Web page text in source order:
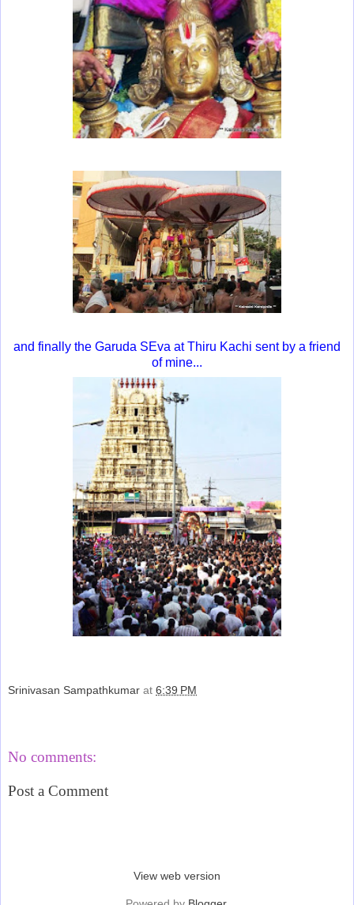
and finally the Garuda SEva at Thiru Kachi sent by a friend
of mine...
Srinivasan Sampathkumar at 6:39 PM
No comments:
Post a Comment
View web version